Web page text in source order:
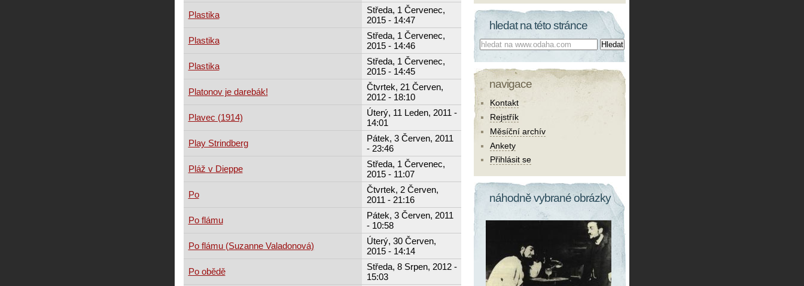
Plastika
Středa, 1 Červenec,
2015 - 14:47
Plastika
Středa, 1 Červenec,
2015 - 14:46
Plastika
Středa, 1 Červenec,
2015 - 14:45
Platonov je darebák!
Čtvrtek, 21 Červen,
2012 - 18:10
Plavec (1914)
Úterý, 11 Leden, 2011 -
14:01
Play Strindberg
Pátek, 3 Červen, 2011
- 23:46
Pláž v Dieppe
Středa, 1 Červenec,
2015 - 11:07
Po
Čtvrtek, 2 Červen,
2011 - 21:16
Po flámu
Pátek, 3 Červen, 2011
- 10:58
Po flámu (Suzanne Valadonová)
Úterý, 30 Červen,
2015 - 14:14
Po obědě
Středa, 8 Srpen, 2012 -
15:03
hledat na této stránce
Co hledat:
navigace
Kontakt
Rejstřík
Měsíční archív
Ankety
Přihlásit se
náhodně vybrané obrázky